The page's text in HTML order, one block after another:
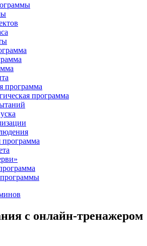
программа
программа
с онлайн-тренажером